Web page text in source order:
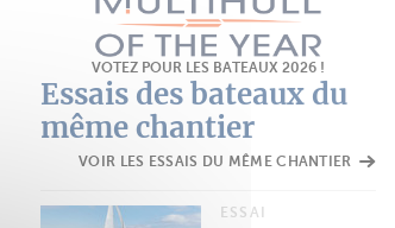
VOTEZ POUR LES BATEAUX 2026 !
Essais des bateaux du
même chantier
VOIR LES ESSAIS DU MÊME CHANTIER
ESSAI